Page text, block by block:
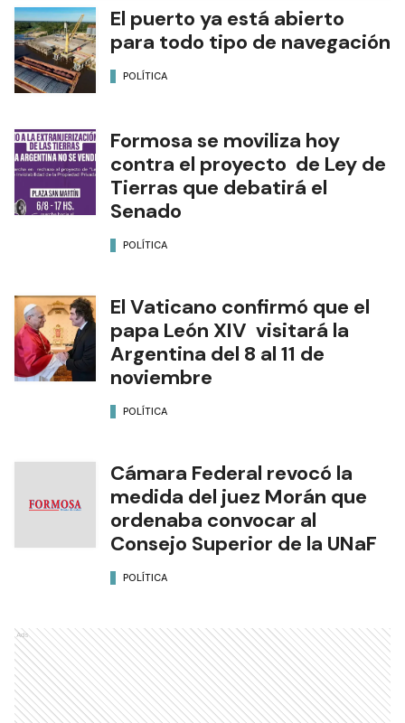
El puerto ya está abierto
para todo tipo de navegación
POLÍTICA
Formosa se moviliza hoy
contra el proyecto de Ley de
Tierras que debatirá el
Senado
POLÍTICA
El Vaticano confirmó que el
papa León XIV visitará la
Argentina del 8 al 11 de
noviembre
POLÍTICA
Cámara Federal revocó la
medida del juez Morán que
ordenaba convocar al
Consejo Superior de la UNaF
POLÍTICA
Ads